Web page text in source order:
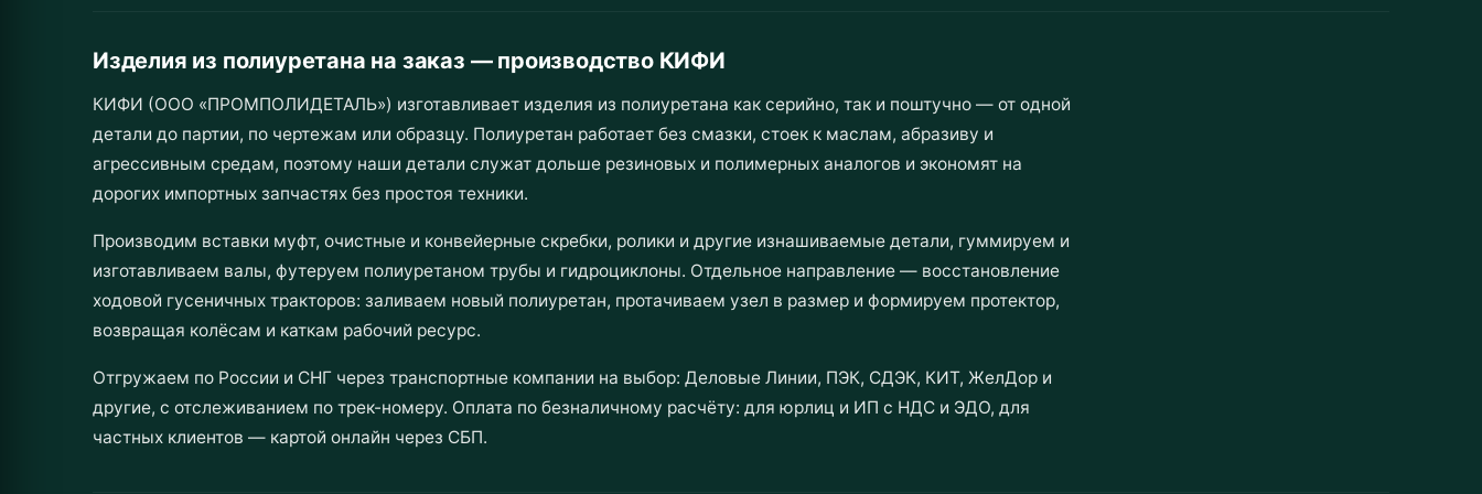
Изделия из полиуретана на заказ — производство КИФИ
КИФИ (ООО «ПРОМПОЛИДЕТАЛЬ») изготавливает изделия из полиуретана как серийно, так и поштучно — от одной
детали до партии, по чертежам или образцу. Полиуретан работает без смазки, стоек к маслам, абразиву и
агрессивным средам, поэтому наши детали служат дольше резиновых и полимерных аналогов и экономят на
дорогих импортных запчастях без простоя техники.
Производим вставки муфт, очистные и конвейерные скребки, ролики и другие изнашиваемые детали, гуммируем и
изготавливаем валы, футеруем полиуретаном трубы и гидроциклоны. Отдельное направление — восстановление
ходовой гусеничных тракторов: заливаем новый полиуретан, протачиваем узел в размер и формируем протектор,
возвращая колёсам и каткам рабочий ресурс.
Отгружаем по России и СНГ через транспортные компании на выбор: Деловые Линии, ПЭК, СДЭК, КИТ, ЖелДор и
другие, с отслеживанием по трек-номеру. Оплата по безналичному расчёту: для юрлиц и ИП с НДС и ЭДО, для
частных клиентов — картой онлайн через СБП.